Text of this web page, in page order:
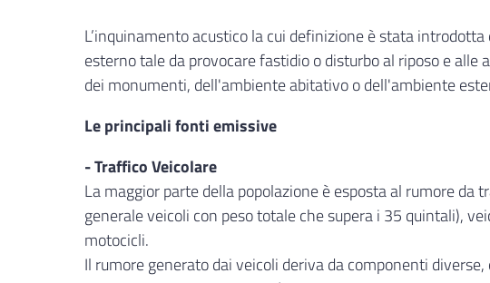
L’inquinamento acustico la cui definizione è stata
esterno tale da provocare fastidio o disturbo al riposo e
dei monumenti, dell'ambiente abitativo o dell'ambiente
Le principali fonti emissive
- Traffico Veicolare
La maggior parte della popolazione è esposta al rumore
generale veicoli con peso totale che supera i 35 quintali),
motocicli.
Il rumore generato dai veicoli deriva da componenti